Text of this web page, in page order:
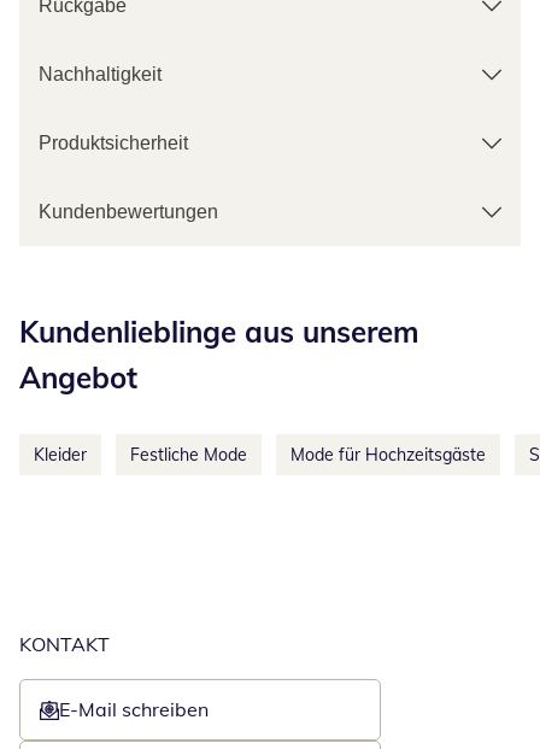
Rückgabe
Nachhaltigkeit
Produktsicherheit
Kundenbewertungen
Kundenlieblinge aus unserem
Angebot
Kleider Festliche Mode Mode für Hochzeitsgäste
KONTAKT
E-Mail schreiben
Öffnet E-Mail-Client